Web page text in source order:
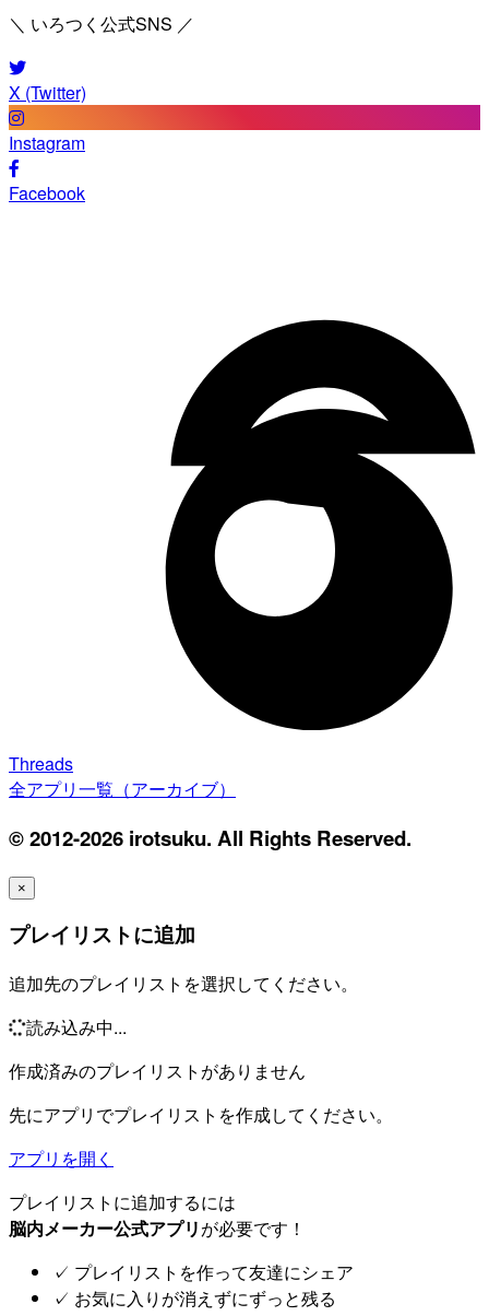
＼ いろつく公式SNS ／
X (Twitter)
Instagram
Facebook
Threads
全アプリ一覧（アーカイブ）
© 2012-2026 irotsuku. All Rights Reserved.
×
プレイリストに追加
追加先のプレイリストを選択してください。
読み込み中...
作成済みのプレイリストがありません
先にアプリでプレイリストを作成してください。
アプリを開く
プレイリストに追加するには
脳内メーカー公式アプリが必要です！
✓ プレイリストを作って友達にシェア
✓ お気に入りが消えずにずっと残る